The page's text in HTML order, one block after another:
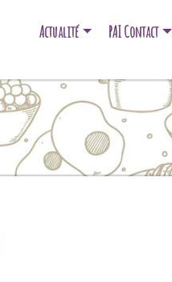
Actualité PAI Contact